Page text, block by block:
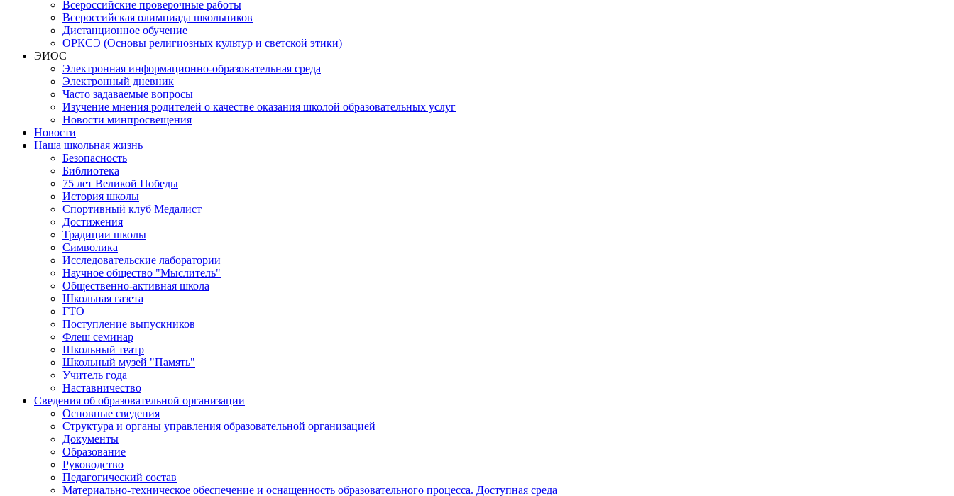
Всероссийские проверочные работы
Всероссийская олимпиада школьников
Дистанционное обучение
ОРКСЭ (Основы религиозных культур и светской этики)
ЭИОС
Электронная информационно-образовательная среда
Электронный дневник
Часто задаваемые вопросы
Изучение мнения родителей о качестве оказания школой образовательных услуг
Новости минпросвещения
Новости
Наша школьная жизнь
Безопасность
Библиотека
75 лет Великой Победы
История школы
Спортивный клуб Медалист
Достижения
Традиции школы
Символика
Исследовательские лаборатории
Научное общество "Мыслитель"
Общественно-активная школа
Школьная газета
ГТО
Поступление выпускников
Флеш семинар
Школьный театр
Школьный музей "Память"
Учитель года
Наставничество
Сведения об образовательной организации
Основные сведения
Структура и органы управления образовательной организацией
Документы
Образование
Руководство
Педагогический состав
Материально-техническое обеспечение и оснащенность образовательного процесса. Доступная среда